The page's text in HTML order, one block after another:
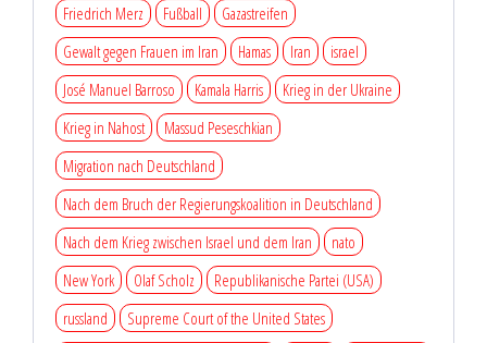
Friedrich Merz
Fußball
Gazastreifen
Gewalt gegen Frauen im Iran
Hamas Iran
israel
José Manuel Barroso
Kamala Harris
Krieg in der Ukraine
Krieg in Nahost
Massud Peseschkian
Migration nach Deutschland
Nach dem Bruch der Regierungskoalition in Deutschland
Nach dem Krieg zwischen Israel und dem Iran
nato
New York
Olaf Scholz
Republikanische Partei (USA)
russland
Supreme Court of the United States